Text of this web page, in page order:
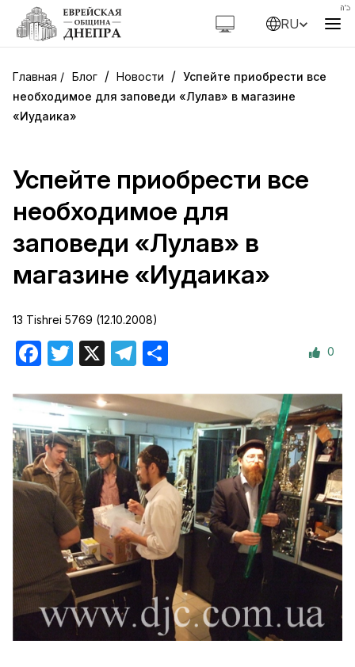
RU
Блог / Новости / Успейте приобрести все
необходимое для заповеди «Лулав» в магазине
«Иудаика»
Успейте приобрести все
необходимое для
заповеди «Лулав» в
магазине «Иудаика»
13 Tishrei 5769 (12.10.2008)
Facebook
Twitter Telegram 0